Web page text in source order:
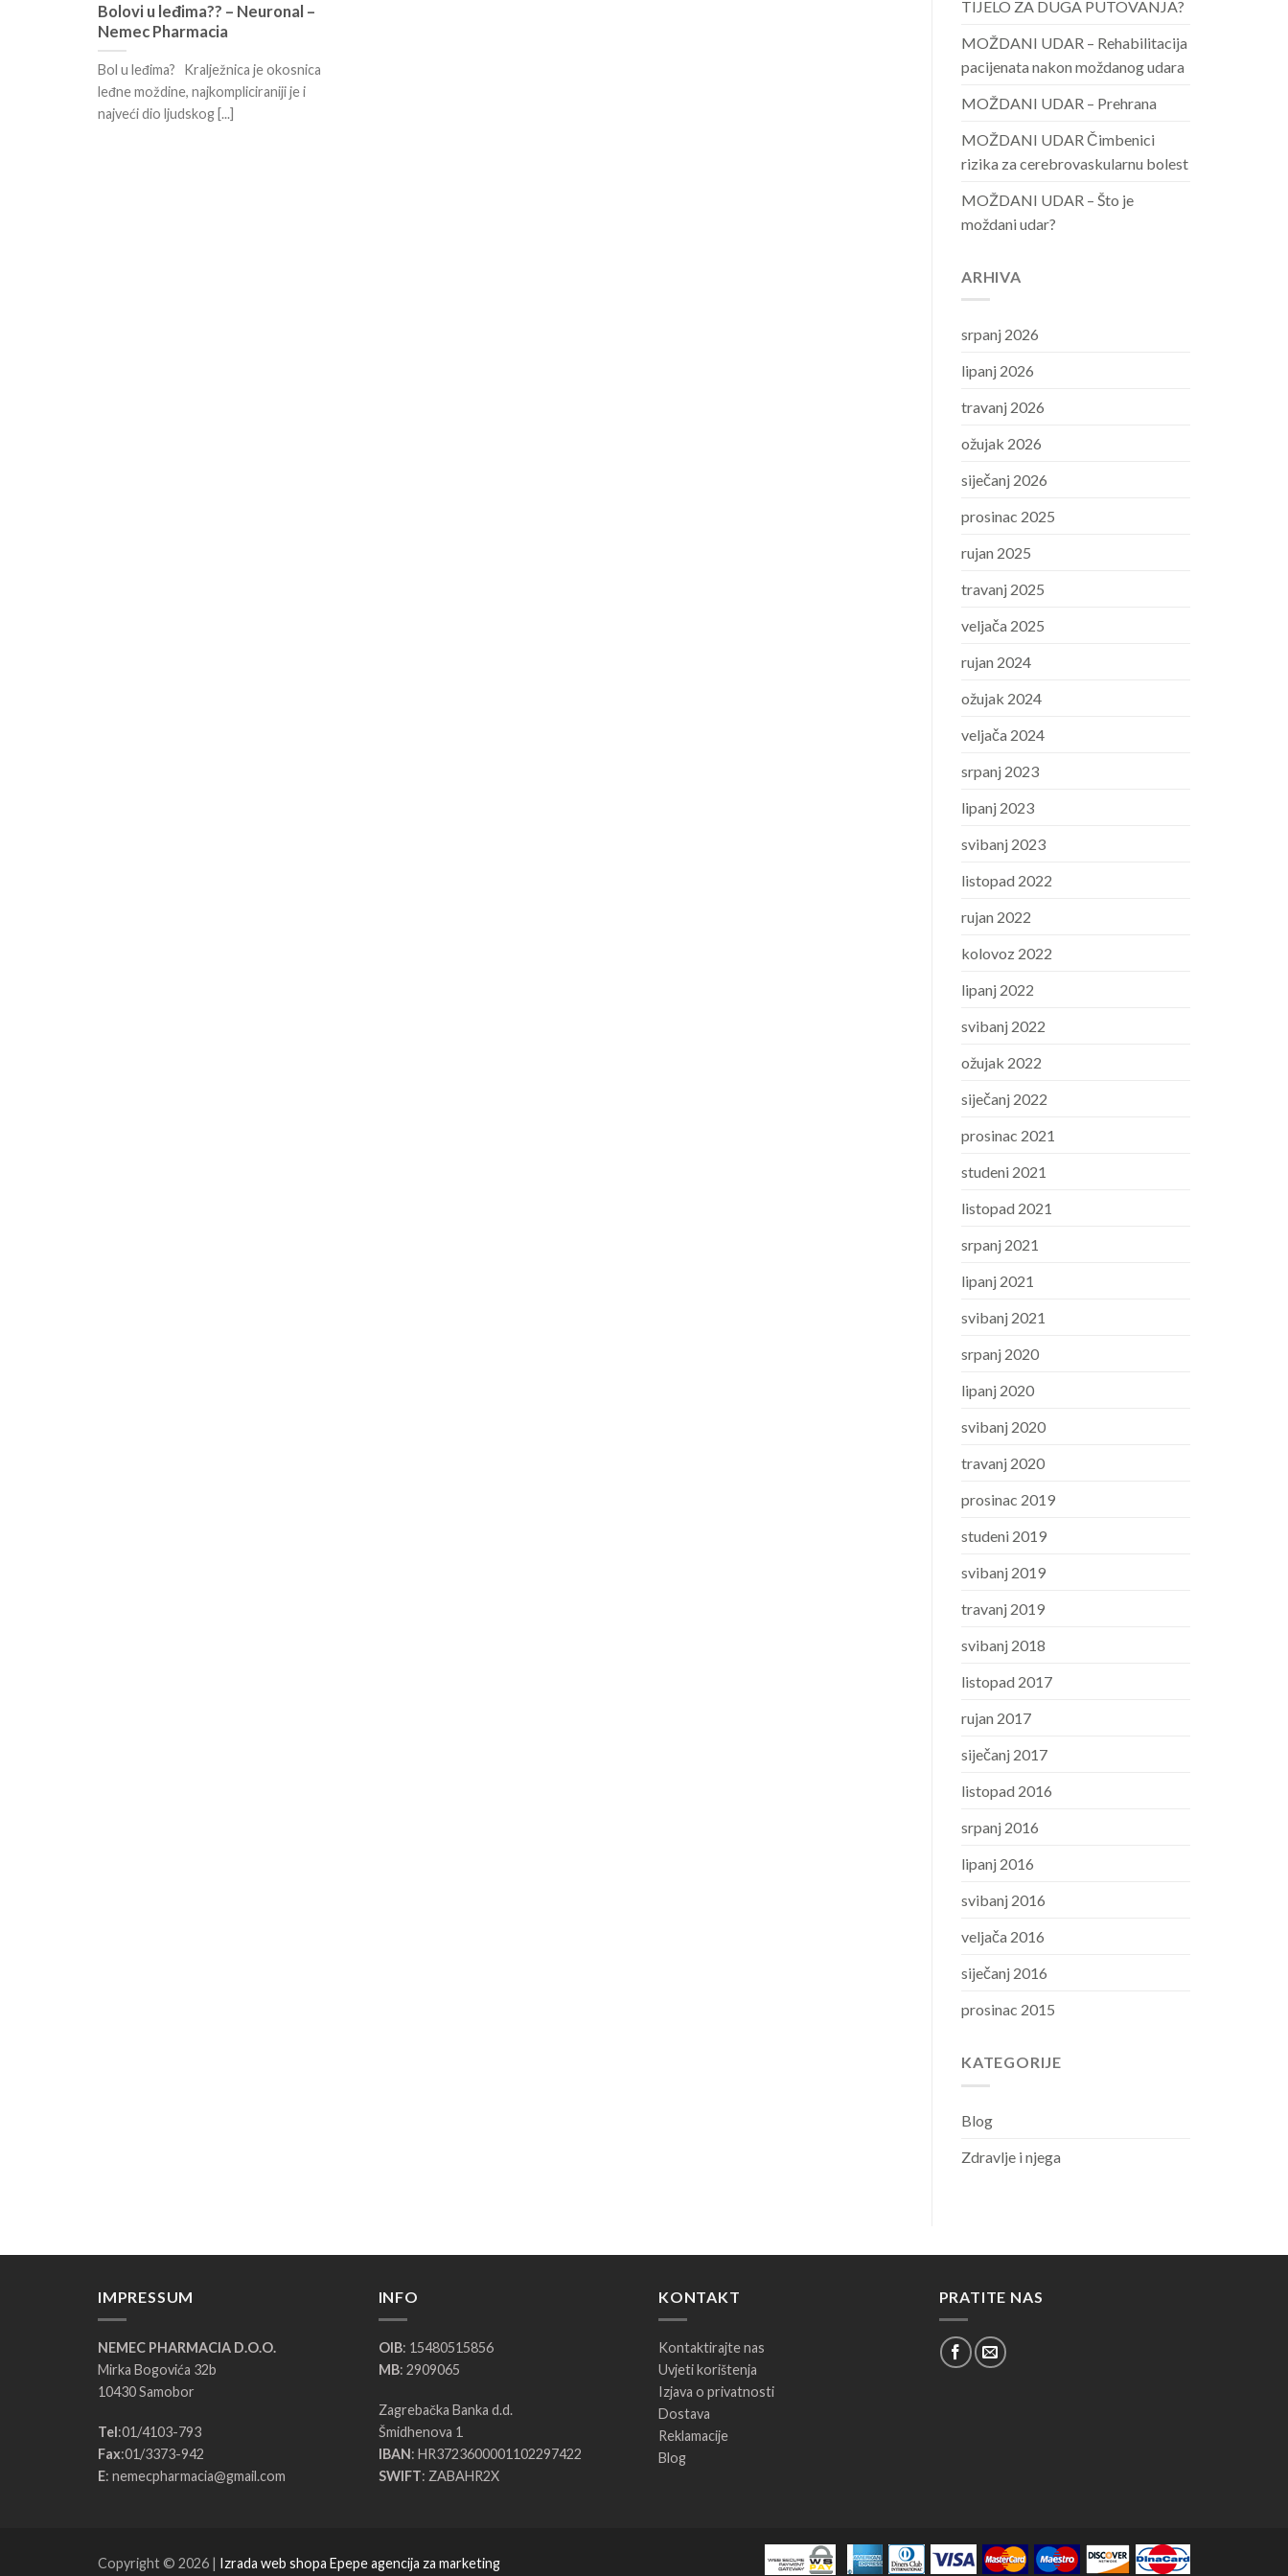
Bolovi u leđima?? – Neuronal –
Nemec Pharmacia
Bol u leđima? Kralježnica je okosnica
leđne moždine, najkompliciraniji je i
najveći dio ljudskog [...]
TIJELO ZA DUGA PUTOVANJA?
MOŽDANI UDAR – Rehabilitacija
pacijenata nakon moždanog udara
MOŽDANI UDAR – Prehrana
MOŽDANI UDAR Čimbenici
rizika za cerebrovaskularnu bolest
MOŽDANI UDAR – Što je
moždani udar?
ARHIVA
srpanj 2026
lipanj 2026
travanj 2026
ožujak 2026
siječanj 2026
prosinac 2025
rujan 2025
travanj 2025
veljača 2025
rujan 2024
ožujak 2024
veljača 2024
srpanj 2023
lipanj 2023
svibanj 2023
listopad 2022
rujan 2022
kolovoz 2022
lipanj 2022
svibanj 2022
ožujak 2022
siječanj 2022
prosinac 2021
studeni 2021
listopad 2021
srpanj 2021
lipanj 2021
svibanj 2021
srpanj 2020
lipanj 2020
svibanj 2020
travanj 2020
prosinac 2019
studeni 2019
svibanj 2019
travanj 2019
svibanj 2018
listopad 2017
rujan 2017
siječanj 2017
listopad 2016
srpanj 2016
lipanj 2016
svibanj 2016
veljača 2016
siječanj 2016
prosinac 2015
KATEGORIJE
Blog
Zdravlje i njega
IMPRESSUM
NEMEC PHARMACIA D.O.O.
Mirka Bogovića 32b
10430 Samobor
Tel:01/4103-793
Fax:01/3373-942
E: nemecpharmacia@gmail.com
INFO
OIB: 15480515856
MB: 2909065
Zagrebačka Banka d.d.
Šmidhenova 1
IBAN: HR3723600001102297422
SWIFT: ZABAHR2X
KONTAKT
Kontaktirajte nas
Uvjeti korištenja
Izjava o privatnosti
Dostava
Reklamacije
Blog
PRATITE NAS
Copyright © 2026 | Izrada web shopa Epepe agencija za marketing